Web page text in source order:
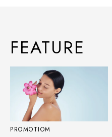
FEATURE
PROMOTIOM